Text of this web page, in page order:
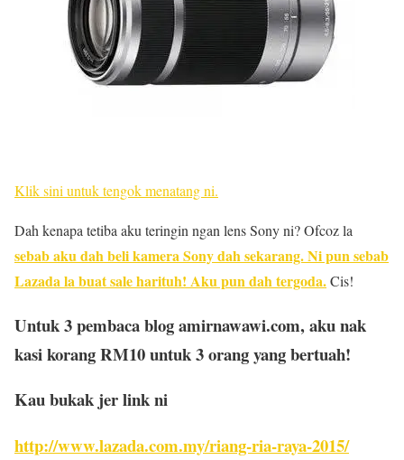
Klik sini untuk tengok menatang ni.
Dah kenapa tetiba aku teringin ngan lens Sony ni? Ofcoz la
sebab aku dah beli kamera Sony dah sekarang. Ni pun sebab
Lazada la buat sale harituh! Aku pun dah tergoda.Cis!
Untuk3 pembaca blog amirnawawi.com, aku nak
kasi korang RM10 untuk 3 orang yang bertuah!
Kau bukak jer link ni
http://www.lazada.com.my/riang-ria-raya-2015/